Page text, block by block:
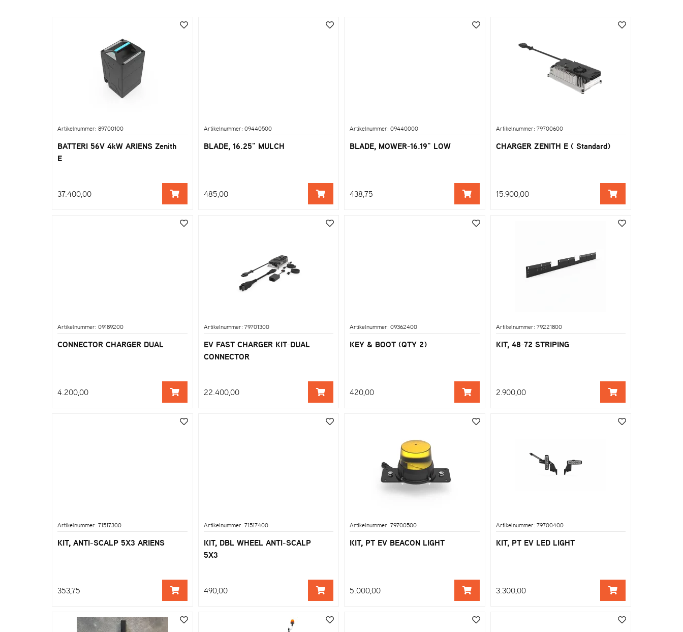
Artikelnummer: 89700100
BATTERI 56V 4kW ARIENS Zenith
E
37.400,00
Artikelnummer: 09440500
BLADE, 16.25" MULCH
485,00
Artikelnummer: 09440000
BLADE, MOWER-16.19" LOW
438,75
Artikelnummer: 79700600
CHARGER ZENITH E ( Standard)
15.900,00
Artikelnummer: 09189200
CONNECTOR CHARGER DUAL
4.200,00
Artikelnummer: 79701300
EV FAST CHARGER KIT-DUAL
CONNECTOR
22.400,00
Artikelnummer: 09362400
KEY & BOOT (QTY 2)
420,00
Artikelnummer: 79221800
KIT, 48-72 STRIPING
2.900,00
Artikelnummer: 71517300
KIT, ANTI-SCALP 5X3 ARIENS
353,75
Artikelnummer: 71517400
KIT, DBL WHEEL ANTI-SCALP
5X3
490,00
Artikelnummer: 79700500
KIT, PT EV BEACON LIGHT
5.000,00
Artikelnummer: 79700400
KIT, PT EV LED LIGHT
3.300,00